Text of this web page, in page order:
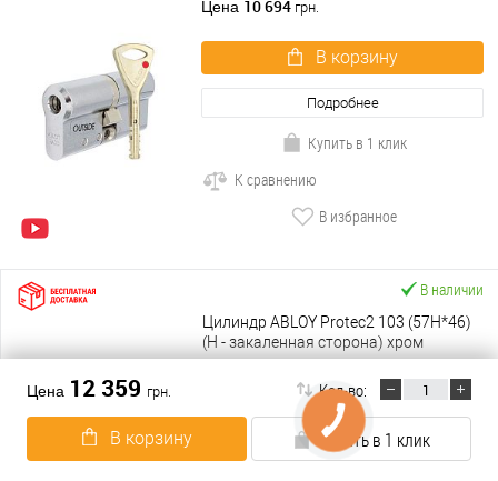
Цена 12 359 грн. Кол-во:
В корзину Купить в 1 клик
Цена 10 694 грн.
В корзину
Подробнее
Купить в 1 клик
К сравнению
В избранное
В наличии
Цилиндр ABLOY Protec2 103 (57H*46)
(H - закаленная сторона) хром
полированный
12 359
В корзину
Подробнее
КНОПКА
ЗВ'ЯЗКУ